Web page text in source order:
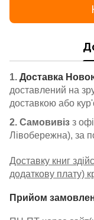
1. Доставка
доставлений на
доставкою або
2. Самовивіз з
Лівобережна), за
Доставку книг
додаткову плату)
Прийом